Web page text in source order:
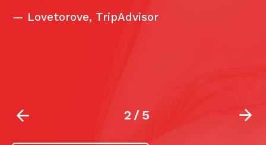
— Lovetorove, TripAdvisor
2/5